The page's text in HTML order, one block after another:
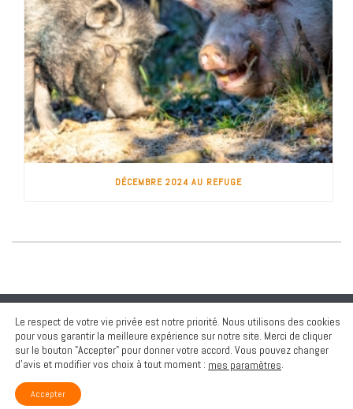
DÉCEMBRE 2024 AU REFUGE
Copyright All Rights Reserved © 2018-2026 - Association Altervita
Le respect de votre vie privée est notre priorité. Nous utilisons des cookies
pour vous garantir la meilleure expérience sur notre site. Merci de cliquer
sur le bouton "Accepter" pour donner votre accord. Vous pouvez changer
d’avis et modifier vos choix à tout moment : mes paramètres
Accepter